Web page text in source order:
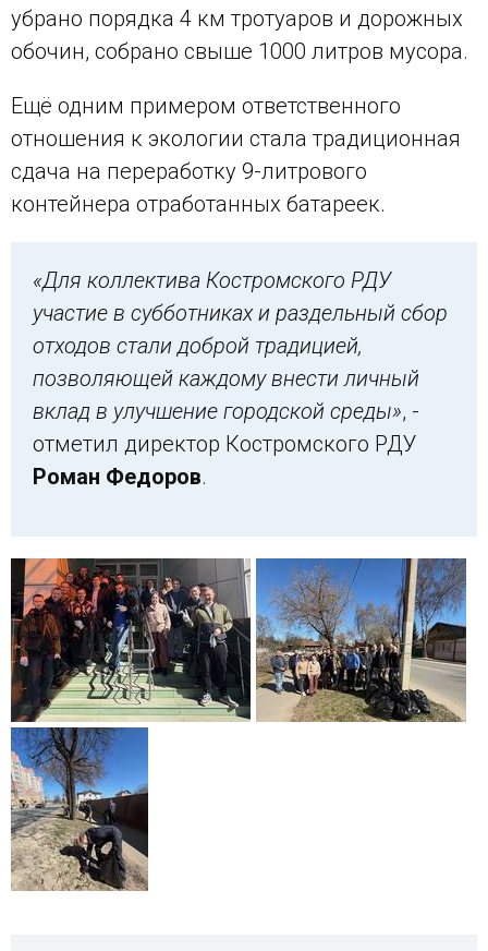
убрано порядка 4 км тротуаров и дорожных
обочин, собрано свыше 1000 литров мусора.
Ещё одним примером ответственного
отношения к экологии стала традиционная
сдача на переработку 9-литрового
контейнера отработанных батареек.
«Для коллектива Костромского РДУ
участие в субботниках и раздельный сбор
отходов стали доброй традицией,
позволяющей каждому внести личный
вклад в улучшение городской среды», -
отметил директор Костромского РДУ
Роман Федоров.